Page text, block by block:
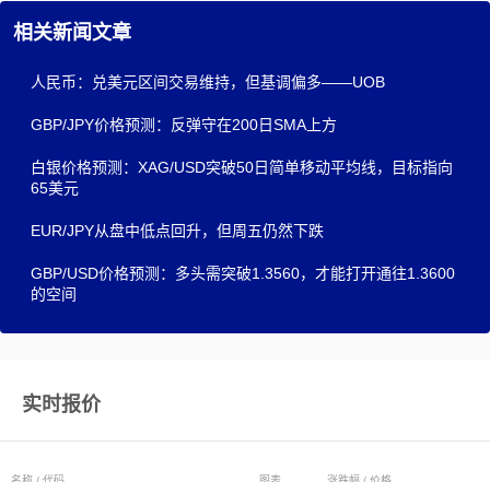
相关新闻文章
人民币：兑美元区间交易维持，但基调偏多——UOB
GBP/JPY价格预测：反弹守在200日SMA上方
白银价格预测：XAG/USD突破50日简单移动平均线，目标指向
65美元
EUR/JPY从盘中低点回升，但周五仍然下跌
GBP/USD价格预测：多头需突破1.3560，才能打开通往1.3600
的空间
实时报价